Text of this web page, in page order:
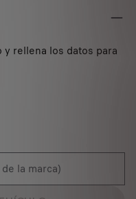
rellena los datos para